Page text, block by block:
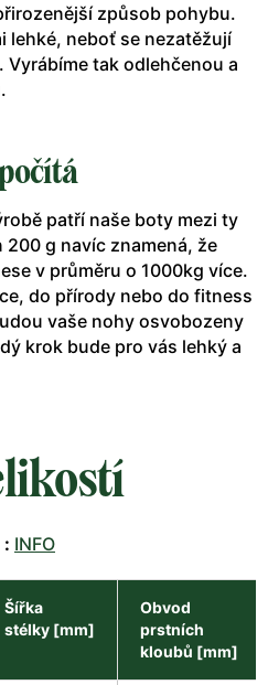
způsob pohybu.
lehké, neboť se nezatěžují
tak odlehčenou a
patří naše boty mezi ty
200 g navíc znamená, že
v průměru o 1000kg více.
do přírody nebo do fitness
vaše nohy osvobozeny
krok bude pro vás lehký a
INFO
Šířka
stélky [mm]
Obvod
prstních
kloubů [mm]